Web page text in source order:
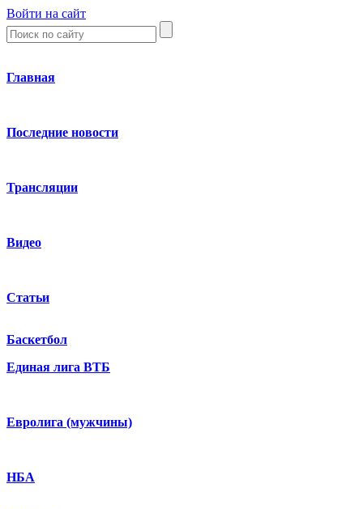
Войти на сайт
Главная
Последние новости
Трансляции
Видео
Статьи
Баскетбол
Единая лига ВТБ
Евролига (мужчины)
НБА